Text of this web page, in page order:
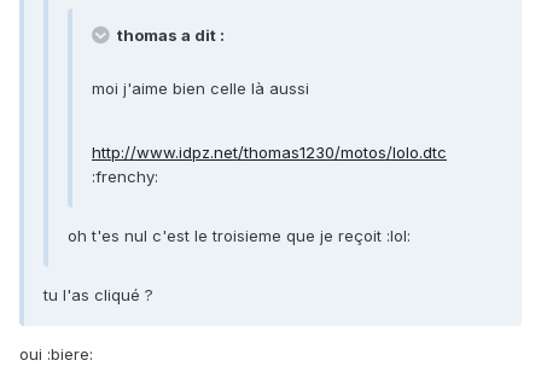
thomas a dit :
moi j'aime bien celle là aussi
http://www.idpz.net/thomas1230/motos/lolo.dtc
:frenchy:
oh t'es nul c'est le troisieme que je reçoit :lol:
tu l'as cliqué ?
oui :biere: